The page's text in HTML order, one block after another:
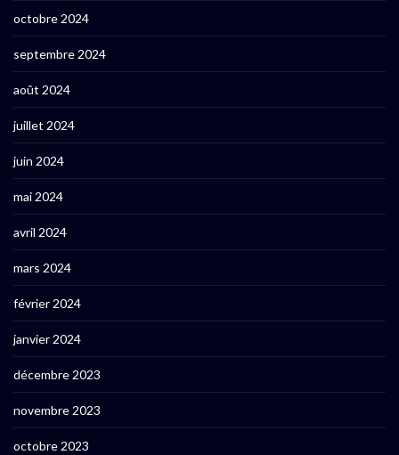
octobre 2024
septembre 2024
août 2024
juillet 2024
juin 2024
mai 2024
avril 2024
mars 2024
février 2024
janvier 2024
décembre 2023
novembre 2023
octobre 2023